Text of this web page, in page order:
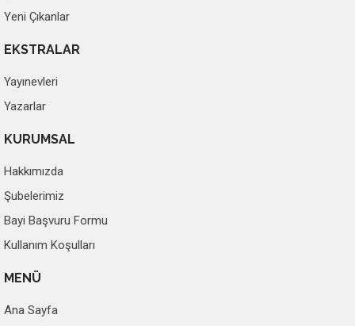
Yeni Çıkanlar
EKSTRALAR
Yayınevleri
Yazarlar
KURUMSAL
Hakkımızda
Şubelerimiz
Bayi Başvuru Formu
Kullanım Koşulları
MENÜ
Ana Sayfa